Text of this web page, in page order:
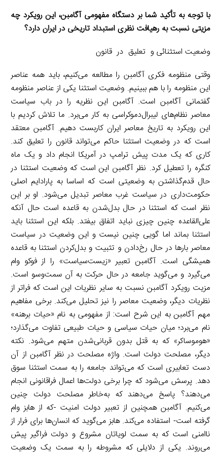
‌با توجه به تأکید شما بر دستگاه مفهومی آگامبن، این رویکرد چه
مزیتی نسبت به رهیافت نظری استبداد تاریخی در ایران دارد؟
وضعیت استثنائی و تعلیق در قانون
وقتی منظومه فکری آگامبن را مطالعه می‌کنیم، باید همه عناصر
این منظومه را با هم ببینیم. وضعیت استثنا یکی از عناصر منظومه
گفتمانی آگامبن است. آگامبن این نظریه را در باب سیاست
معاصر نظام‌های لیبرال‌دموکراسی به کار می‌برد. ما تلاش کردیم با
این رویکرد به تاریخ معاصر ایران کاربست دهیم. آگامبن معتقد
است که در وضعیت استثنا حاکم می‌تواند قانون را تعلیق کند.
کاری که یک مدت پیش ترامپ در آمریکا انجام داد و یک ماه
کنگره را تعطیل کرد. نظر آگامبن این است که وضعیت استثنا در
حال قدم‌گذاشتن به وضعیتی است که اساسا به پارادایم اصلی
حکومت‌داری در سیاست غرب معاصر تبدیل می‌شود. او بر این
نظر است که استثنا در حال بدل‌شدن به قاعده است حال آنکه
علی‌القاعده چنین چیزی نباید اتفاق بیفتد. بلکه این استثنا باید
استثنا بماند اما گویی چنین نیست و این وضعیت در سیاست
معاصر بارها در حال رخ‌دادن و تثبیت و بدل‌کردن استثنا به قاعده
همیشگی است. آگامبن تعبیر «زیست‌سیاست» را از فوکو وام
می‌گیرد و می‌گوید جامعه در حال حرکت به آن سمت‌وسو است.
مزیت رویکرد آگامبن نسبت به سایر نظریات این است که فراتر از
نظریات دیگر، وضعیت معاصر را نیز تحلیل می‌کند. برخی مفاهیم
مهم آگامبن به این شرح است: از مفهومی به نام «حیات برهنه»
نام می‌برد؛ میان حیات سیاسی و حیات طبیعی تفاوت می‌گذارد؛
«هوموساکر» که به قتل بدون قربانی‌شدن متهم می‌شود. نکته
دیگر، مصلحت دولت است. واژه مصلحت در نظر آگامبن از آن
دست تعابیری است که می‌تواند جامعه را به سمت استثنا سوق
دهد. پرسش می‌شود که چرا برخی دولت‌ها اعمال فراقانونی انجام
می‌دهند؟ پاسخ می‌دهند که به‌خاطر مصلحت دولت چنین
می‌کنیم. آگامبن همچنین از تعبیر دولت امنیت -که از هابز وام
گرفته است- استفاده می‌کند. هابز می‌گوید که انسان‌ها برای فرار از
ناامنی است که به سمت لویاتان مشروع و دولت فراگیر پیش
می‌روند. یکی از دلایلی که مشروطه را به سمت یک وضعیت